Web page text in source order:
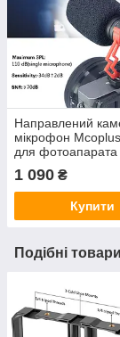
Направлений
мікрофон
для фотоапарата
1 090 ₴
Купити
Подібні